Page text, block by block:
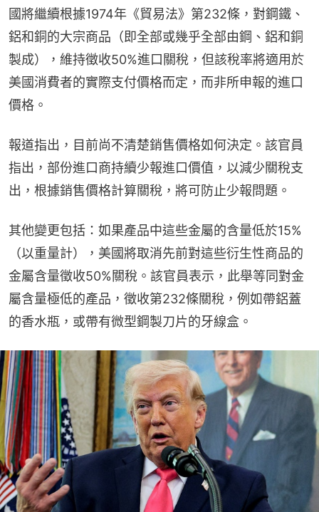
國將繼續根據1974年《貿易法》第232條，對鋼鐵、
鋁和銅的大宗商品（即全部或幾乎全部由鋼、鋁和銅
製成），維持徵收50%進口關稅，但該稅率將適用於
美國消費者的實際支付價格而定，而非所申報的進口
價格。
報道指出，目前尚不清楚銷售價格如何決定。該官員
指出，部份進口商持續少報進口價值，以減少關稅支
出，根據銷售價格計算關稅，將可防止少報問題。
其他變更包括：如果產品中這些金屬的含量低於15%
（以重量計），美國將取消先前對這些衍生性商品的
金屬含量徵收50%關稅。該官員表示，此舉等同對金
屬含量極低的產品，徵收第232條關稅，例如帶鋁蓋
的香水瓶，或帶有微型鋼製刀片的牙線盒。